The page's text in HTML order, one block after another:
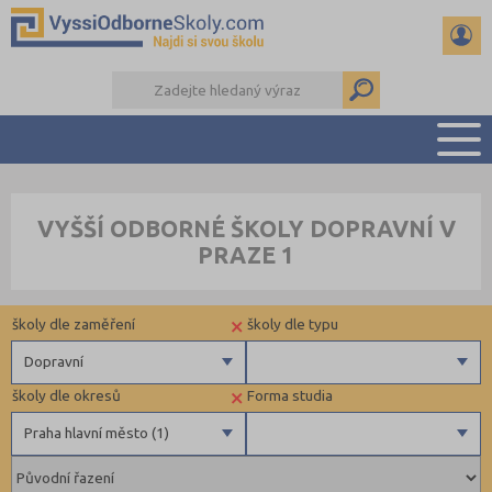
PŘÍPRAVA NA PŘIJÍMAČKY
DALŠÍ DRUHY ŠKOL
VYŠŠÍ ODBORNÉ ŠKOLY DOPRAVNÍ V
PRAZE 1
Forma studia
×
Praha hlavní město (1)
školy dle okresů
České Budějovice (1)
školy dle typu
Veřejné
×
Dopravní
školy dle zaměření
Zdravotnické
Ekonomické
Pedagogické